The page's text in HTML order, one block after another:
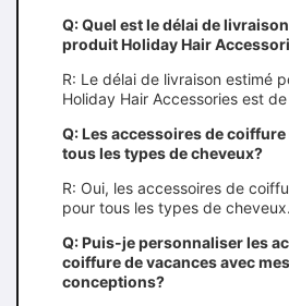
Q: Quel est le délai de
produit Holiday Hair
R: Le délai de livraison estimé
Holiday Hair Accessories est
Q: Les accessoires de
tous les types de cheveux?
R: Oui, les accessoires de
pour tous les types de cheveux.
Q: Puis-je personnaliser les
coiffure de vacances avec
conceptions?